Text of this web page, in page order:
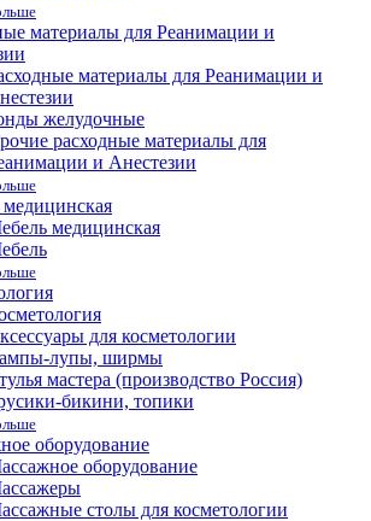
материалы для Реанимации и
материалы для Реанимации и
желудочные
расходные материалы для
и Анестезии
медицинская
для косметологии
лупы, ширмы
мастера (производство Россия)
бикини, топики
оборудование
оборудование
столы для косметологии